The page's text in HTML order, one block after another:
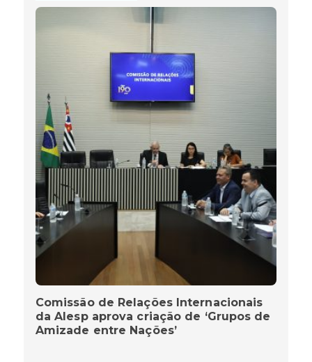
Comissão de Relações Internacionais
da Alesp aprova criação de ‘Grupos de
Amizade entre Nações’